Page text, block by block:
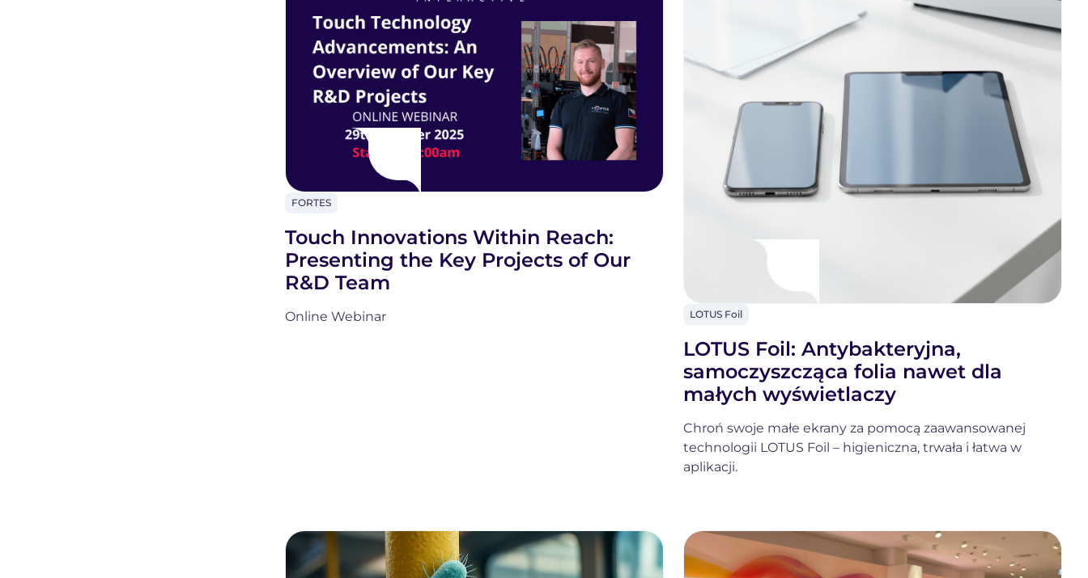
FORTES
FORTES
Touch Innovations Within Reach:
Presenting the Key Projects of Our
R&D Team
Online Webinar LOTUS Foil
LOTUS
LOTUS Foil: Antybakteryjna,
samoczyszcząca folia nawet dla
małych wyświetlaczy
Chroń swoje małe ekrany za pomocą zaawansowanej
technologii LOTUS Foil – higieniczna, trwała i łatwa w
aplikacji.